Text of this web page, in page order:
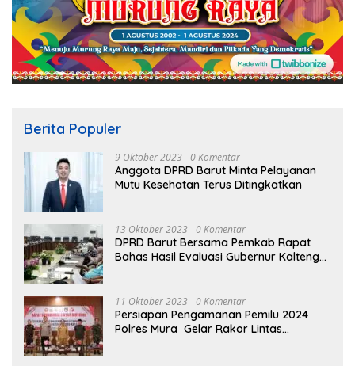
Berita Populer
9 Oktober 2023 0 Komentar
Anggota DPRD Barut Minta Pelayanan
Mutu Kesehatan Terus Ditingkatkan
13 Oktober 2023 0 Komentar
DPRD Barut Bersama Pemkab Rapat
Bahas Hasil Evaluasi Gubernur Kalteng
11 Oktober 2023 0 Komentar
Persiapan Pengamanan Pemilu 2024
Polres Mura Gelar Rakor Lintas